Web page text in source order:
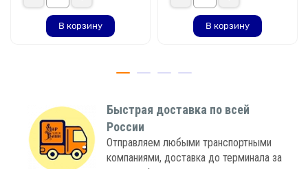
В корзину В корзину
Быстрая доставка по всей
России
Отправляем любыми транспортными
компаниями, доставка до терминала за